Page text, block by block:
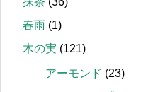
春雨 (1)
木の実 (121)
アーモンド (23)